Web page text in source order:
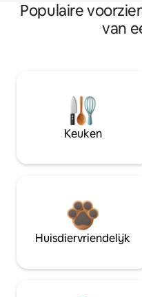
Populaire
van
Keuken
Huisdiervriendelijk